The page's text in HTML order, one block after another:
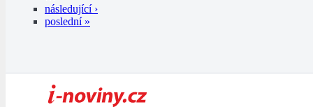
následující ›
poslední »